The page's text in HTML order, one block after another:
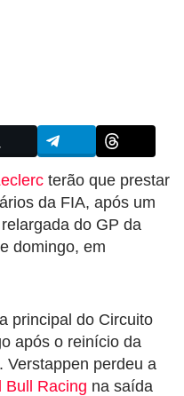
terão que prestar
da FIA, após um
do GP da
domingo, em
principal do Circuito
após o reinício da
Verstappen perdeu a
Bull Racing na saída